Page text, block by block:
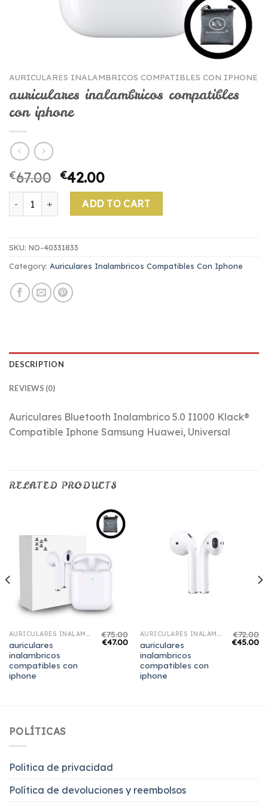
AURICULARES INALAMBRICOS COMPATIBLES CON IPHONE
auriculares inalambricos compatibles
con iphone
€67.00 €42.00
auriculares inalambricos compatibles con iphone quantity
ADD TO CART
SKU: NO-40331833
Category: Auriculares Inalambricos Compatibles Con Iphone
DESCRIPTION
REVIEWS (0)
Auriculares Bluetooth Inalambrico 5.0 I1000 Klack®
Compatible Iphone Samsung Huawei, Universal
RELATED PRODUCTS
AURICULARES INALAMBRICOS COMPATIBLES CON IPHONE
auriculares
inalambricos
compatibles con
iphone
€75.00
€47.00
AURICULARES INALAMBRICOS COMPATIBLES CON IPHONE
auriculares
inalambricos
compatibles con
iphone
€72.00
€45.00
POLÍTICAS
Politica de privacidad
Política de devoluciones y reembolsos